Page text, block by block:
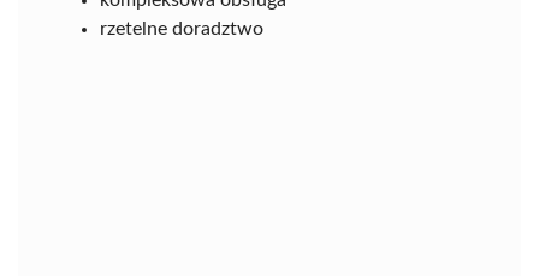
rzetelne doradztwo